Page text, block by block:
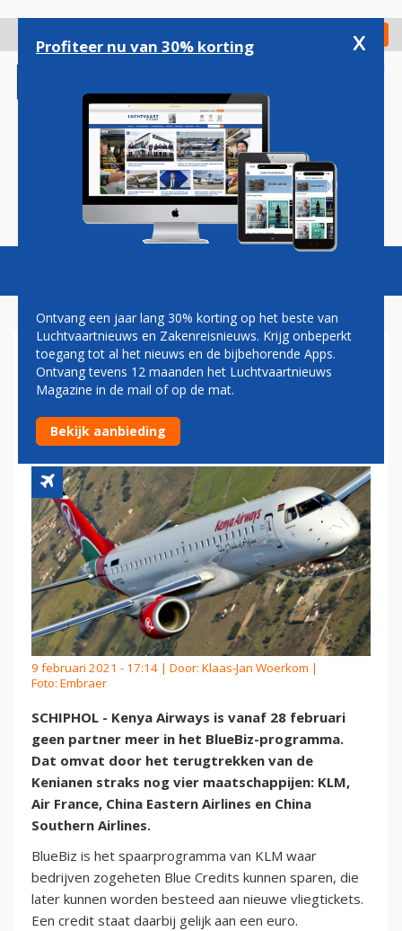
gaan
Check in
Magazine Podcasts Vacatures
KENYA AIRWAYS STAPT UIT
KLM-SPAARPROGRAMMA
BLUEBIZ
9 februari 2021 - 17:14 | Door: Klaas-Jan Woerkom |
Foto: Embraer
SCHIPHOL - Kenya Airways is vanaf 28 februari
geen partner meer in het BlueBiz-programma.
Dat omvat door het terugtrekken van de
Kenianen straks nog vier maatschappijen: KLM,
Air France, China Eastern Airlines en China
Southern Airlines.
BlueBiz is het spaarprogramma van KLM waar
bedrijven zogeheten Blue Credits kunnen sparen, die
later kunnen worden besteed aan nieuwe vliegtickets.
Een credit staat daarbij gelijk aan een euro.
Profiteer nu van 30% korting x
Ontvang een jaar lang 30% korting op het beste van
Luchtvaartnieuws en Zakenreisnieuws. Krijg onbeperkt
toegang tot al het nieuws en de bijbehorende Apps.
Ontvang tevens 12 maanden het Luchtvaartnieuws
Magazine in de mail of op de mat.
Bekijk aanbieding